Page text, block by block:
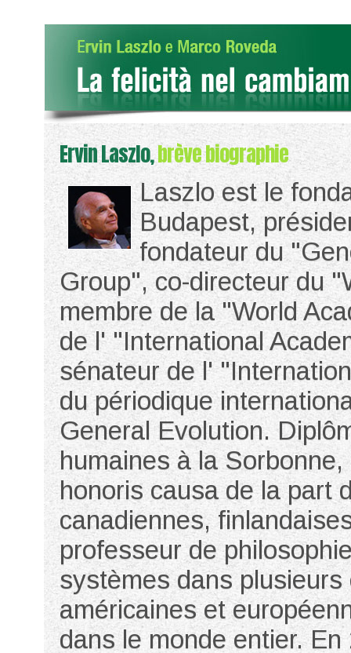
Ervin Laszlo,brève biographie
Laszlo est le
Budapest,
fondateur du
Group", co-directeur du
membre de la "World
de l' "International
sénateur de l'
du périodique
General Evolution.
humaines à la
honoris causa de la part
canadiennes,
professeur de
systèmes dans
américaines et
dans le monde entier.